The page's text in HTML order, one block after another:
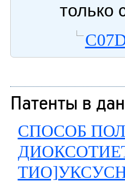
только
Патенты в
СПОСОБ